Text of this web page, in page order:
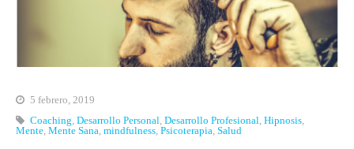
5 febrero, 2019
Coaching Desarrollo Personal Desarrollo Profesional Hipnosis
Mente Mente Sana mindfulness Psicoterapia Salud